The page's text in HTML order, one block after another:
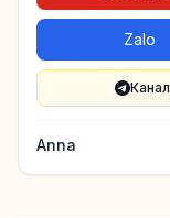
Zalo
Канал
Anna